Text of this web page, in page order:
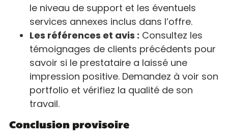
le niveau de support et les éventuels
services annexes inclus dans l’offre.
Les références et avis : Consultez les
témoignages de clients précédents pour
savoir si le prestataire a laissé une
impression positive. Demandez à voir son
portfolio et vérifiez la qualité de son
travail.
Conclusion provisoire